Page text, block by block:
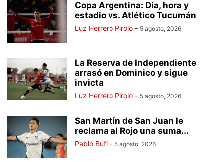
Copa Argentina: Día, hora y
estadio vs. Atlético Tucumán
Luz Herrero Pirolo - 5 agosto, 2026
La Reserva de Independiente
arrasó en Dominico y sigue
invicta
Luz Herrero Pirolo - 5 agosto, 2026
San Martín de San Juan le
reclama al Rojo una suma...
Pablo Bufi - 5 agosto, 2026